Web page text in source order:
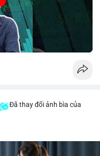
#btcmempool
Đã thay đổi ảnh bìa của